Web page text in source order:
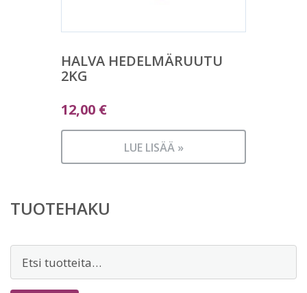
HALVA HEDELMÄRUUTU
2KG
12,00 €
LUE LISÄÄ »
TUOTEHAKU